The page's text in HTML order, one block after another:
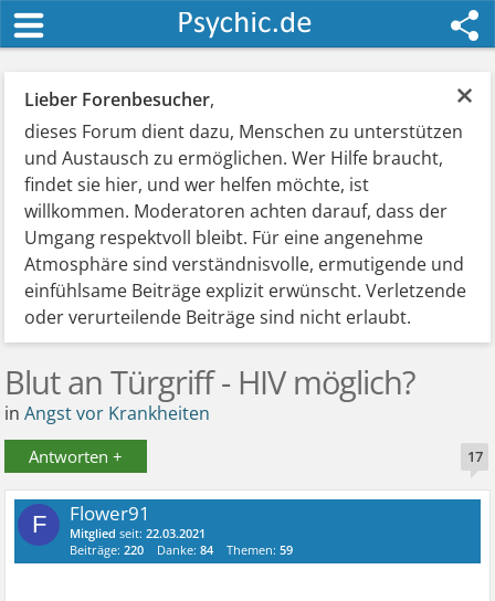
×
Lieber Forenbesucher,
dieses Forum dient dazu, Menschen zu unterstützen
und Austausch zu ermöglichen. Wer Hilfe braucht,
findet sie hier, und wer helfen möchte, ist
willkommen. Moderatoren achten darauf, dass der
Umgang respektvoll bleibt. Für eine angenehme
Atmosphäre sind verständnisvolle, ermutigende und
einfühlsame Beiträge explizit erwünscht. Verletzende
oder verurteilende Beiträge sind nicht erlaubt.
Blut an Türgriff - HIV möglich?
inAngst vor Krankheiten
Antworten + 17
F Flower91
Mitglied seit:22.03.2021
Beiträge:220 Danke:84 Themen:59